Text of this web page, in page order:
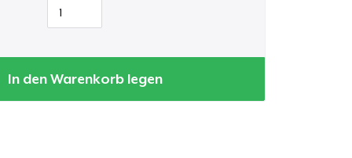
In den Warenkorb legen